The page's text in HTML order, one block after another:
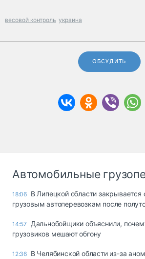
весовой контроль украина
ОБСУДИТЬ
Автомобильные
18:06 В Липецкой области
грузовым автоперевозкам после
14:57
Дальнобойщики объяснили,
грузовиков мешают обгону
12:36 В Челябинской области из-за